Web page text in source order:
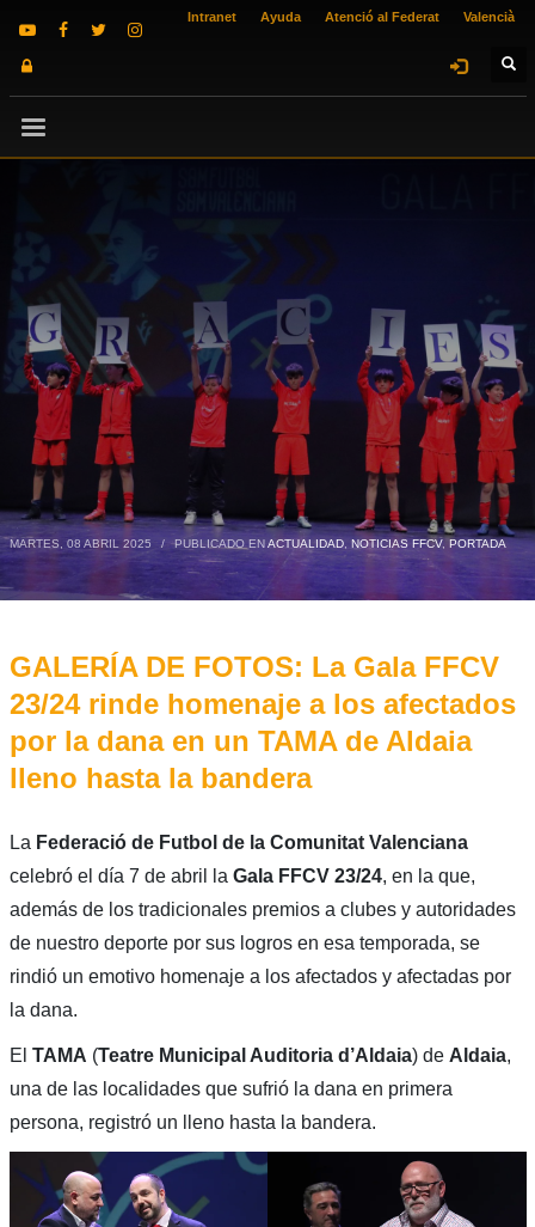
Intranet Ayuda Atenció al Federat Valencià
MARTES, 08 ABRIL 2025 / PUBLICADO ENACTUALIDAD, NOTICIAS FFCV, PORTADA
GALERÍA DE FOTOS: La Gala FFCV
23/24 rinde homenaje a los afectados
por la dana en un TAMA de Aldaia
lleno hasta la bandera
La Federació de Futbol de la Comunitat Valenciana
celebró el día 7 de abril la Gala FFCV 23/24, en la que,
además de los tradicionales premios a clubes y autoridades
de nuestro deporte por sus logros en esa temporada, se
rindió un emotivo homenaje a los afectados y afectadas por
la dana.
El TAMA (Teatre Municipal Auditoria d’Aldaia) de Aldaia,
una de las localidades que sufrió la dana en primera
persona, registró un lleno hasta la bandera.